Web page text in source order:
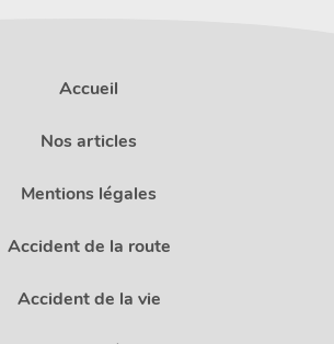
Accueil
Nos articles
Mentions légales
Accident de la route
Accident de la vie